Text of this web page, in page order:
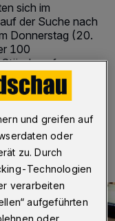
sich im
der Suche nach
Donnerstag (20.
100
auf.
und greifen auf
oder
zu. Durch
Technologien
verarbeiten
aufgeführten